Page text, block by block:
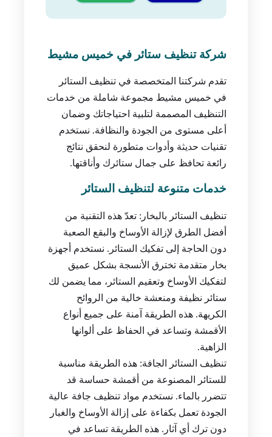
شركة تنظيف ستائر في خميس مشيط
تقدم شركتنا المتخصصة في تنظيف الستائر
في خميس مشيط مجموعة شاملة من خدمات
التنظيف المصممة لتلبية احتياجاتك وضمان
أعلى مستوى من الجودة والنظافة. نستخدم
تقنيات حديثة وأدوات متطورة لنحقق نتائج
رائعة تحافظ على جمال ستائرك وأناقتها.
خدمات متنوعة لتنظيف الستائر
تنظيف الستائر بالبخار: تعدّ هذه التقنية من
أفضل الطرق لإزالة الأوساخ والبقع الصعبة
دون الحاجة إلى تفكيك الستائر. نستخدم أجهزة
بخار متقدمة تخترق الأنسجة بشكل عميق
لتفكيك الأوساخ وتعقيم الستائر، مما يضمن لك
ستائر نظيفة ومنعشة خالية من الروائح
الكريهة. هذه الطريقة آمنة على جميع أنواع
الأقمشة وتساعد في الحفاظ على ألوانها
الزاهية.
تنظيف الستائر الجافة: هذه الطريقة مناسبة
للستائر المصنوعة من أقمشة حساسة قد
تتضرر بالماء. نستخدم مواد تنظيف جافة عالية
الجودة تعمل بكفاءة على إزالة الأوساخ والغبار
دون ترك أي آثار. هذه الطريقة تساعد في